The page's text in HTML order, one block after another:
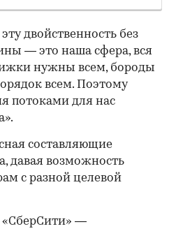
двойственность без
— это наша сфера, вся
нужны всем, бороды
всем. Поэтому
потоками для нас
составляющие
давая возможность
с разной целевой
«СберСити» —